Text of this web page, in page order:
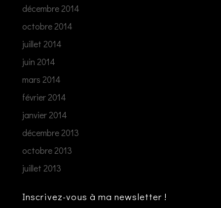
décembre 2014
octobre 2014
juillet 2014
juin 2014
mars 2014
février 2014
janvier 2014
décembre 2013
octobre 2013
juillet 2013
Inscrivez-vous à ma newsletter !